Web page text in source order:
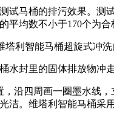
桶的排污效果。测试
平均数不小于170个为合
利智能马桶超旋式冲
封里的固体排放物冲
四周画一圈墨水线，
洁。维塔利智能马桶采